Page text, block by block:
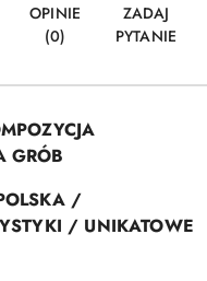
OPINIE
(0)
ZADAJ
PYTANIE
GRÓB
/
/ UNIKATOWE